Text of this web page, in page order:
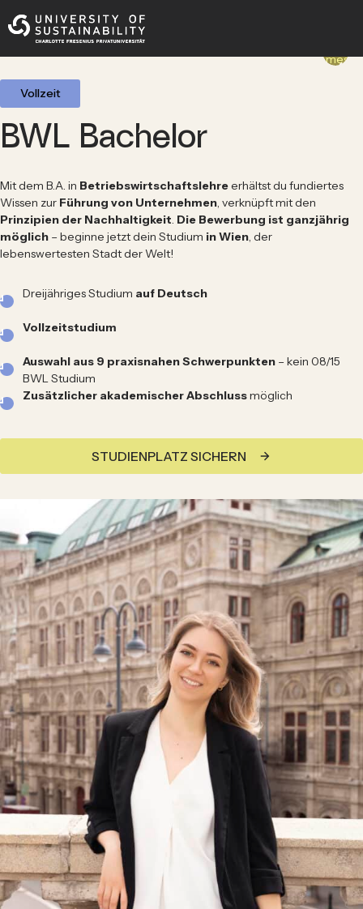
Winter-
Vollzeit
BWL Bachelor
Mit dem B.A. in Betriebswirtschaftslehreerhältst du fundiertes
Wissen zur Führung von Unternehmen, verknüpft mit den
Prinzipien der Nachhaltigkeit. Die Bewerbung ist ganzjährig
möglich – beginne jetzt dein Studium in Wien, der
lebenswertesten Stadt der Welt!
Dreijähriges Studium auf Deutsch
Vollzeitstudium
Auswahl aus 9 praxisnahen Schwerpunkten – kein 08/15
BWL Studium
Zusätzlicher akademischer Abschlussmöglich
STUDIENPLATZ SICHERN